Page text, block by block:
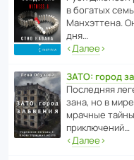
в богатых
Манх­эт­тена.
дня…
‹Далее›
ЗАТО: город
После­дняя
зана, но в
мрачные
приключений…
‹Далее›